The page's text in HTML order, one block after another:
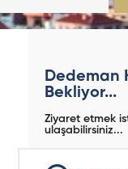
Dedeman
Bekliyor...
Ziyaret etmek
ulaşabilirsiniz...